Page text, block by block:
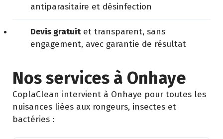
antiparasitaire et désinfection
Devis gratuitet transparent, sans
engagement, avec garantie de résultat
Nos services à Onhaye
CoplaClean intervient à Onhaye pour toutes les
nuisances liées aux rongeurs, insectes et
bactéries :